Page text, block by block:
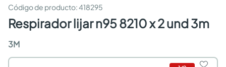
:418295
respirador lijar n95 8210 x 2 und 3m
3M
sanitarios
comedor
pisos
armarios closet